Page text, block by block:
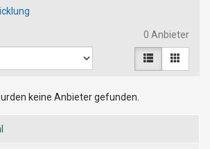
0 Anbieter
keine Anbieter gefunden.